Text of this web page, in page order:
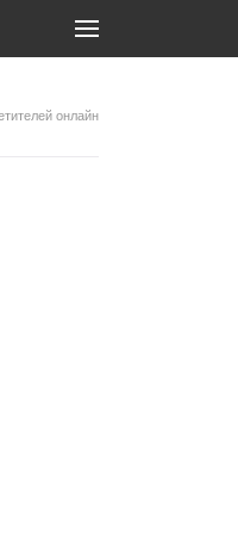
онлайн